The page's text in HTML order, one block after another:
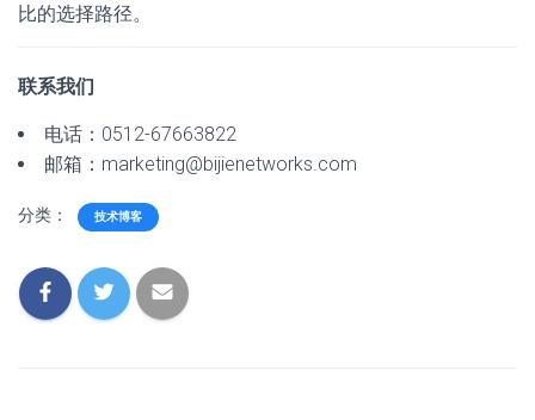
比的选择路径。
联系我们
电话：0512-67663822
邮箱：marketing@bijienetworks.com
分类： 技术博客